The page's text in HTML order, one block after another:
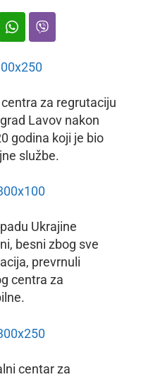
za regrutaciju
Lavov nakon
godina koji je bio
službe.
Ukrajine
besni zbog sve
prevrnuli
centra za
centar za